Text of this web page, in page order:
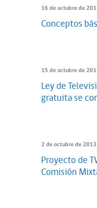
16 de octubre de
Conceptos
15 de octubre de
Ley de
gratuita se
2 de octubre de 2013
Proyecto de
Comisión